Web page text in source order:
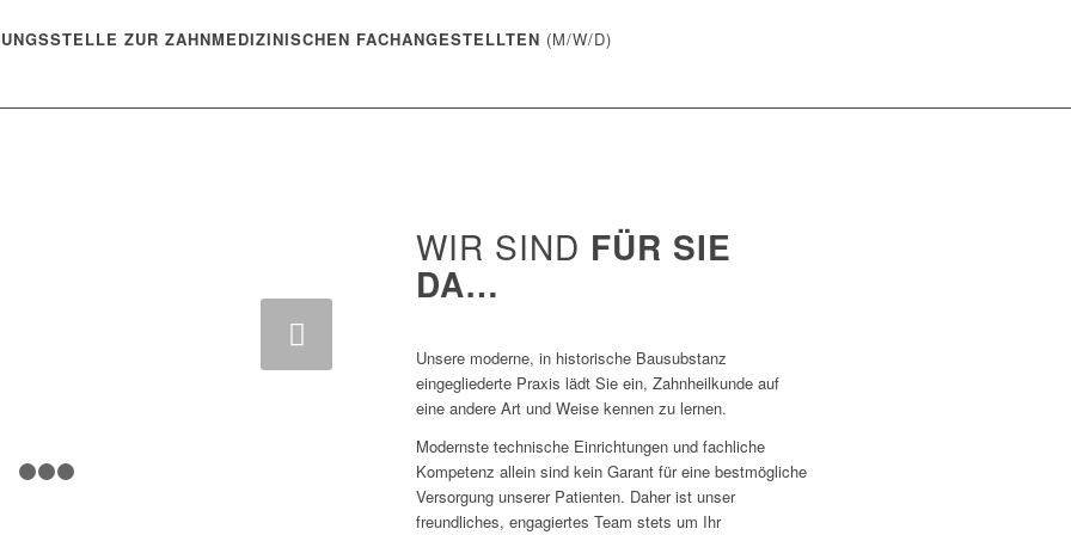
ZUR ZAHNMEDIZINISCHEN FACHANGESTELLTEN (M/W/D)
WIR SIND FÜR SIE
DA…
Unsere moderne, in historische Bausubstanz
eingegliederte Praxis lädt Sie ein, Zahnheilkunde auf
eine andere Art und Weise kennen zu lernen.
Modernste technische Einrichtungen und fachliche
Kompetenz allein sind kein Garant für eine bestmögliche
Versorgung unserer Patienten. Daher ist unser
freundliches, engagiertes Team stets um Ihr